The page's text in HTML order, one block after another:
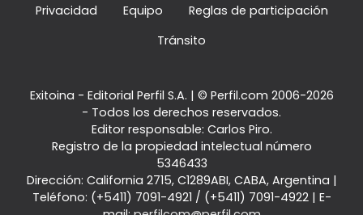
Privacidad
Equipo
Reglas de participación
Tránsito
Exitoina - Editorial Perfil S.A. | © Perfil.com 2006-2026
- Todos los derechos reservados.
Editor responsable: Carlos Piro.
Registro de la propiedad intelectual número
5346433
Dirección: California 2715, C1289ABI, CABA, Argentina |
Teléfono: (+5411) 7091-4921 / (+5411) 7091-4922| E-